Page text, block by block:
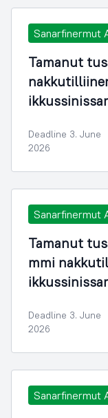
Sanarfinermut
Tamanut
Deadline 3. June
2026
Sanarfinermut
Tamanut
mmi
Deadline 3. June
2026
Sanarfinermut